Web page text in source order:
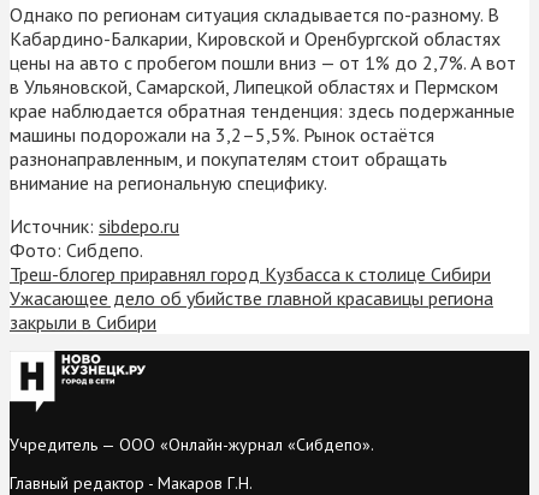
Однако по регионам ситуация складывается по-разному. В
Кабардино-Балкарии, Кировской и Оренбургской областях
цены на авто с пробегом пошли вниз — от 1% до 2,7%. А вот
в Ульяновской, Самарской, Липецкой областях и Пермском
крае наблюдается обратная тенденция: здесь подержанные
машины подорожали на 3,2–5,5%. Рынок остаётся
разнонаправленным, и покупателям стоит обращать
внимание на региональную специфику.
Источник: sibdepo.ru
Фото: Сибдепо.
Треш-блогер приравнял город Кузбасса к столице Сибири
Ужасающее дело об убийстве главной красавицы региона
закрыли в Сибири
Учредитель — ООО «Онлайн-журнал «Сибдепо».
Главный редактор - Макаров Г.Н.